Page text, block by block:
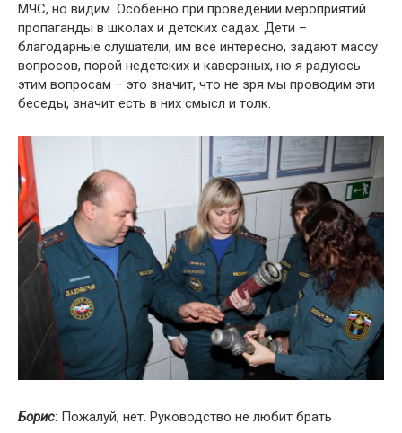
МЧС, но видим. Особенно при проведении мероприятий
пропаганды в школах и детских садах. Дети –
благодарные слушатели, им все интересно, задают массу
вопросов, порой недетских и каверзных, но я радуюсь
этим вопросам – это значит, что не зря мы проводим эти
беседы, значит есть в них смысл и толк.
Борис: Пожалуй, нет. Руководство не любит брать